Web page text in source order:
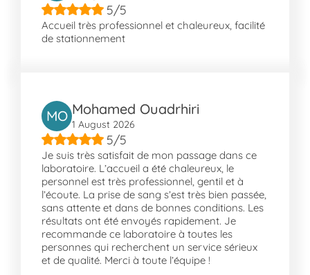
sans difficulté et laissez-nous répondre à
vos besoins médicaux avec expertise et
diligence.
Ghisonaccia est une partie dynamique de la
Haute-Corse, offrant de nombreux
avantages pratiques à ses résidents et
visiteurs. Avec des lieux comme Les Fitelles
et I Furnelli, vous apprécierez des
promenades relaxantes dans les espaces
verts. Des infrastructures telles que le Pont
du Fium'orbu et le Pont de l'Abatesco
assurent une connectivité fluide pour vos
déplacements quotidiens. Le bourg, avec ses
commerces et services, garantit un cadre de
5/5
Accueil très professionnel et chaleureux, facilité
de stationnement
MO Mohamed Ouadrhiri
1 August 2026
5/5
Je suis très satisfait de mon passage dans ce
laboratoire. L’accueil a été chaleureux, le
personnel est très professionnel, gentil et à
l’écoute. La prise de sang s’est très bien passée,
sans attente et dans de bonnes conditions. Les
résultats ont été envoyés rapidement. Je
recommande ce laboratoire à toutes les
personnes qui recherchent un service sérieux
et de qualité. Merci à toute l’équipe !